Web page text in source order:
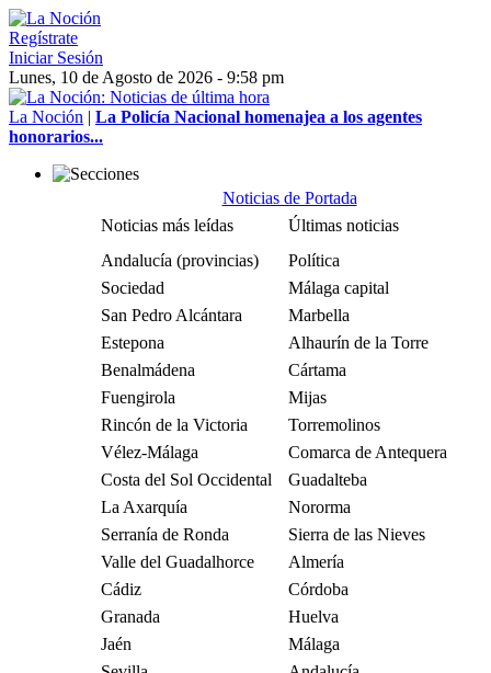
Regístrate
Iniciar Sesión
Lunes, 10 de Agosto de 2026 - 9:58 pm
La Noción | La Policía Nacional homenajea a los agentes
honorarios...
Noticias de Portada
Noticias más leídas
Últimas noticias
Andalucía (provincias)
Política
Sociedad
Málaga capital
San Pedro Alcántara
Marbella
Estepona
Alhaurín de la Torre
Benalmádena
Cártama
Fuengirola
Mijas
Rincón de la Victoria
Torremolinos
Vélez-Málaga
Comarca de Antequera
Costa del Sol Occidental
Guadalteba
La Axarquía
Nororma
Serranía de Ronda
Sierra de las Nieves
Valle del Guadalhorce
Almería
Cádiz
Córdoba
Granada
Huelva
Jaén
Málaga